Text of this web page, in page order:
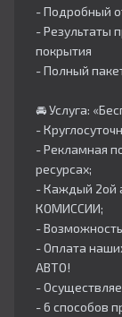
- Подробный
- Результаты
покрытия
- Полный
🚘 Услуга:
-
- Рекламная
ресурсах;
- Каждый 2ой
КОМИССИИ;
-
- Оплата
АВТО!
-
- 6 способов